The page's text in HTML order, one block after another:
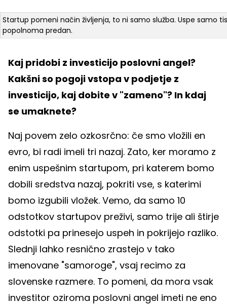
Startup pomeni način življenja, to ni samo služba. Uspe samo
popolnoma predan.
Kaj pridobi z investicijo poslovni angel?
Kakšni so pogoji vstopa v podjetje z
investicijo, kaj dobite v "zameno"? In kdaj
se umaknete?
Naj povem zelo ozkosrčno: če smo vložili en
evro, bi radi imeli tri nazaj. Zato, ker moramo z
enim uspešnim startupom, pri katerem bomo
dobili sredstva nazaj, pokriti vse, s katerimi
bomo izgubili vložek. Vemo, da samo 10
odstotkov startupov preživi, samo trije ali štirje
odstotki pa prinesejo uspeh in pokrijejo razliko.
Slednji lahko resnično zrastejo v tako
imenovane "samoroge", vsaj recimo za
slovenske razmere. To pomeni, da mora vsak
investitor oziroma poslovni angel imeti ne eno